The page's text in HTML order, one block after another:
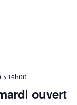
ouvert
>16h00